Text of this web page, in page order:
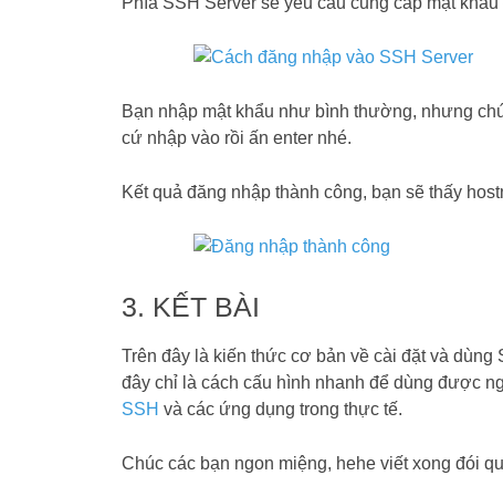
Bạn nhập mật khẩu như bình thường, nhưng
cứ nhập vào rồi ấn enter nhé.
Kết quả đăng nhập thành công, bạn sẽ thấy
3. KẾT BÀI
Trên đây là kiến thức cơ bản về cài đặt và dùng
đây chỉ là cách cấu hình nhanh để dùng được
SSH và các ứng dụng trong thực tế.
Chúc các bạn ngon miệng, hehe viết xong đói